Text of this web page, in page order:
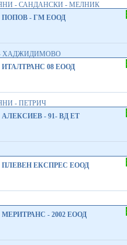
- САНДАНСКИ - МЕЛНИК
ПОПОВ - ГМ ЕООД
- ХАДЖИДИМОВО
ИТАЛТРАНС 08 ЕООД
- ПЕТРИЧ
АЛЕКСИЕВ - 91- ВД ЕТ
ПЛЕВЕН ЕКСПРЕС ЕООД
МЕРИТРАНС - 2002 ЕООД